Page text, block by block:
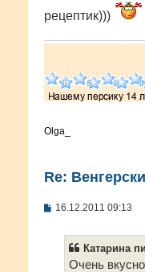
щ
е
и
рецептик)))
Olga_
Re:
С16.12.2011 09:13
Катарина
Очень